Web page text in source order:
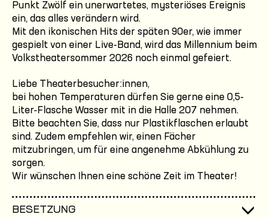
Punkt Zwölf ein unerwartetes, mysteriöses Ereignis
ein, das alles verändern wird.
Mit den ikonischen Hits der späten 90er, wie immer
gespielt von einer Live-Band, wird das Millennium beim
Volkstheatersommer 2026 noch einmal gefeiert.
Liebe Theaterbesucher:innen,
bei hohen Temperaturen dürfen Sie gerne eine 0,5-
Liter-Flasche Wasser mit in die Halle 207 nehmen.
Bitte beachten Sie, dass nur Plastikflaschen erlaubt
sind. Zudem empfehlen wir, einen Fächer
mitzubringen, um für eine angenehme Abkühlung zu
sorgen.
Wir wünschen Ihnen eine schöne Zeit im Theater!
BESETZUNG